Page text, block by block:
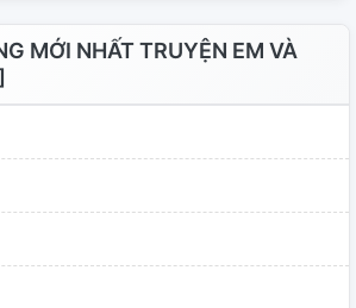
MỚI NHẤT TRUYỆN EM VÀ